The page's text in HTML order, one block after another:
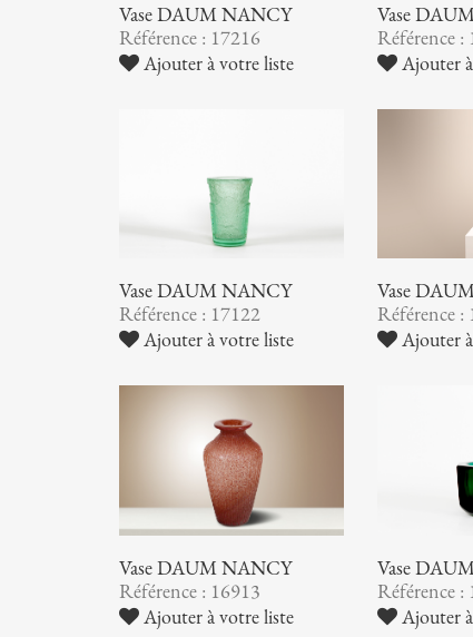
Vase DAUM NANCY
Référence : 17216
Ajouter à votre liste
Vase
Référence :
Ajouter
Vase DAUM NANCY
Référence : 17122
Ajouter à votre liste
Vase
Référence :
Ajouter
Vase DAUM NANCY
Référence : 16913
Ajouter à votre liste
Vase
Référence :
Ajouter